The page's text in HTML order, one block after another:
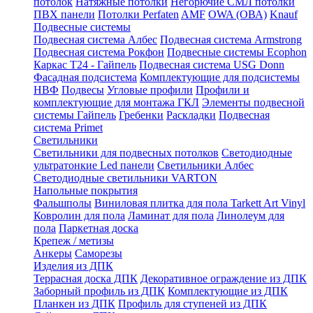
ПВХ панели Потолки Perfaten AMF OWA (ОВА) Knauf
Подвесные системы
Подвесная система Албес Подвесная система Armstrong
Подвесная система Рокфон Подвесные системы Ecophon
Каркас Т24 - Гайпель Подвесная система USG Donn
Фасадная подсистема Комплектующие для подсистемы
НВФ Подвесы Угловые профили Профили и
комплектующие для монтажа ГКЛ Элементы подвесной
системы Гайпель Гребенки Раскладки Подвесная
система Primet
Светильники
Светильники для подвесных потолков Светодиодные
ультратонкие Led панели Светильники Албес
Светодиодные светильники VARTON
Напольные покрытия
Фальшполы Виниловая плитка для пола Tarkett Art Vinyl
Ковролин для пола Ламинат для пола Линолеум для
пола Паркетная доска
Крепеж / метизы
Анкеры Саморезы
Изделия из ДПК
Террасная доска ДПК Декоративное ограждение из ДПК
Заборный профиль из ДПК Комплектующие из ДПК
Планкен из ДПК Профиль для ступеней из ДПК